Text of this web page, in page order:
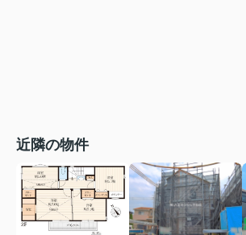
近隣の物件